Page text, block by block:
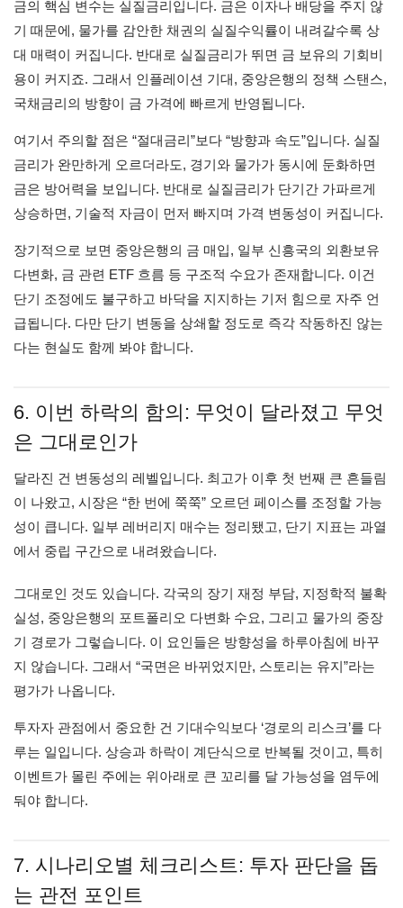
금의 핵심 변수는 실질금리입니다. 금은 이자나 배당을 주지 않
기 때문에, 물가를 감안한 채권의 실질수익률이 내려갈수록 상
대 매력이 커집니다. 반대로 실질금리가 뛰면 금 보유의 기회비
용이 커지죠. 그래서 인플레이션 기대, 중앙은행의 정책 스탠스,
국채금리의 방향이 금 가격에 빠르게 반영됩니다.
여기서 주의할 점은 “절대금리”보다 “방향과 속도”입니다. 실질
금리가 완만하게 오르더라도, 경기와 물가가 동시에 둔화하면
금은 방어력을 보입니다. 반대로 실질금리가 단기간 가파르게
상승하면, 기술적 자금이 먼저 빠지며 가격 변동성이 커집니다.
장기적으로 보면 중앙은행의 금 매입, 일부 신흥국의 외환보유
다변화, 금 관련 ETF 흐름 등 구조적 수요가 존재합니다. 이건
단기 조정에도 불구하고 바닥을 지지하는 기저 힘으로 자주 언
급됩니다. 다만 단기 변동을 상쇄할 정도로 즉각 작동하진 않는
다는 현실도 함께 봐야 합니다.
6. 이번 하락의 함의: 무엇이 달라졌고 무엇
은 그대로인가
달라진 건 변동성의 레벨입니다. 최고가 이후 첫 번째 큰 흔들림
이 나왔고, 시장은 “한 번에 쭉쭉” 오르던 페이스를 조정할 가능
성이 큽니다. 일부 레버리지 매수는 정리됐고, 단기 지표는 과열
에서 중립 구간으로 내려왔습니다.
그대로인 것도 있습니다. 각국의 장기 재정 부담, 지정학적 불확
실성, 중앙은행의 포트폴리오 다변화 수요, 그리고 물가의 중장
기 경로가 그렇습니다. 이 요인들은 방향성을 하루아침에 바꾸
지 않습니다. 그래서 “국면은 바뀌었지만, 스토리는 유지”라는
평가가 나옵니다.
투자자 관점에서 중요한 건 기대수익보다 ‘경로의 리스크’를 다
루는 일입니다. 상승과 하락이 계단식으로 반복될 것이고, 특히
이벤트가 몰린 주에는 위아래로 큰 꼬리를 달 가능성을 염두에
둬야 합니다.
7. 시나리오별 체크리스트: 투자 판단을 돕
는 관전 포인트